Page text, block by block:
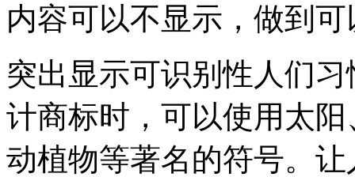
内容可以不显示，做到
突出显示可识别性人们
计商标时，可以使用太
动植物等著名的符号。